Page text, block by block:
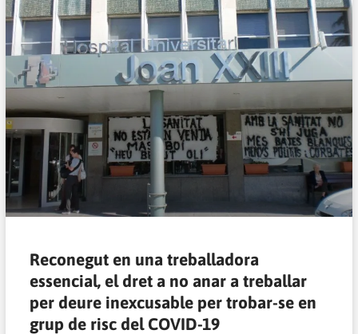
Reconegut en una treballadora
essencial, el dret a no anar a treballar
per deure inexcusable per trobar-se en
grup de risc del COVID-19